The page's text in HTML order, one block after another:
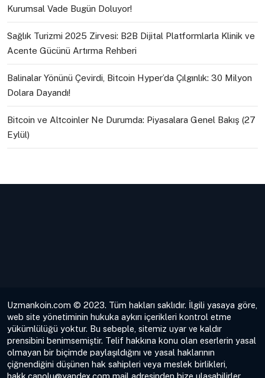
Kurumsal Vade Bugün Doluyor!
Sağlık Turizmi 2025 Zirvesi: B2B Dijital Platformlarla Klinik ve
Acente Gücünü Artırma Rehberi
Balinalar Yönünü Çevirdi, Bitcoin Hyper’da Çılgınlık: 30 Milyon
Dolara Dayandı!
Bitcoin ve Altcoinler Ne Durumda: Piyasalara Genel Bakış (27
Eylül)
Uzmankoin.com © 2023. Tüm hakları saklıdır. İlgili yasaya göre,
web site yönetiminin hukuka aykırı içerikleri kontrol etme
yükümlülüğü yoktur. Bu sebeple, sitemiz uyar ve kaldır
prensibini benimsemiştir. Telif hakkına konu olan eserlerin yasal
olmayan bir biçimde paylaşıldığını ve yasal haklarının
çiğnendiğini düşünen hak sahipleri veya meslek birlikleri,
hakk.canolu@yandex.com mail adresinden bize ulaşabilirler.